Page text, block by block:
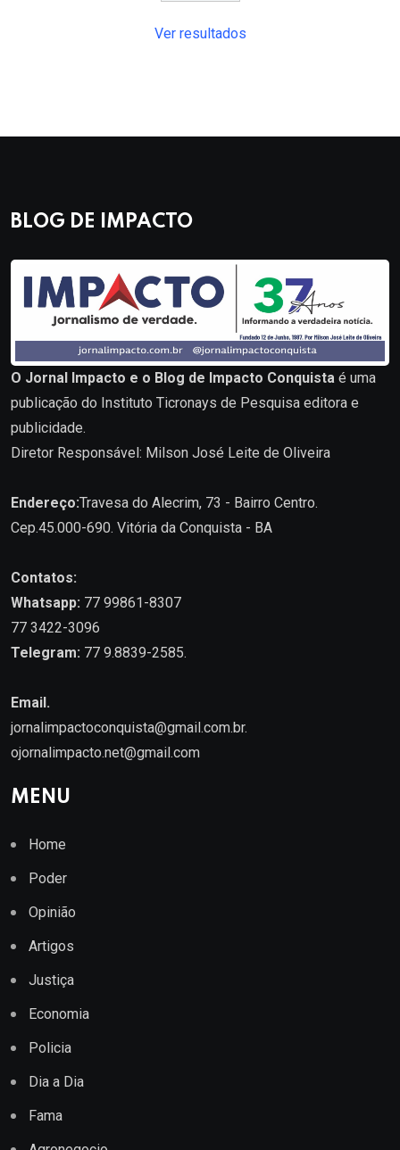
Ver resultados
BLOG DE IMPACTO
O Jornal Impacto e o Blog de Impacto Conquista é uma
publicação do Instituto Ticronays de Pesquisa editora e
publicidade.
Diretor Responsável: Milson José Leite de Oliveira
Endereço:Travesa do Alecrim, 73 - Bairro Centro.
Cep.45.000-690. Vitória da Conquista - BA
Contatos:
Whatsapp: 77 99861-8307
77 3422-3096
Telegram: 77 9.8839-2585.
Email.
jornalimpactoconquista@gmail.com.br.
ojornalimpacto.net@gmail.com
MENU
Home
Poder
Opinião
Artigos
Justiça
Economia
Policia
Dia a Dia
Fama